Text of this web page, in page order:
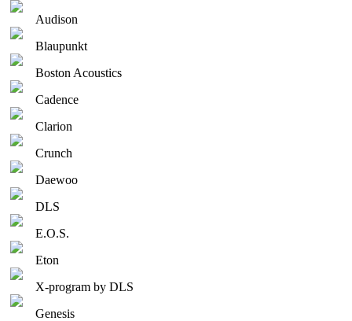
Audison
Blaupunkt
Boston Acoustics
Cadence
Clarion
Crunch
Daewoo
DLS
E.O.S.
Eton
X-program by DLS
Genesis